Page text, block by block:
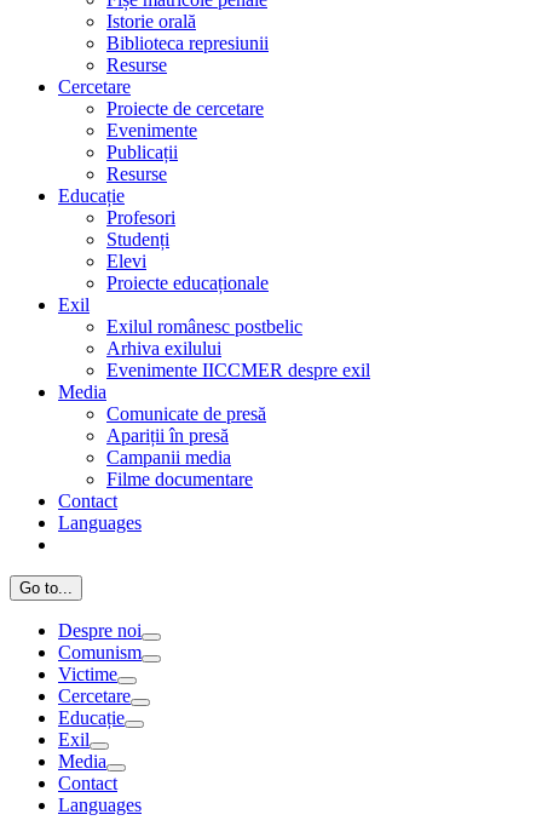
Istorie orală
Biblioteca represiunii
Resurse
Cercetare
Proiecte de cercetare
Evenimente
Publicații
Resurse
Educație
Profesori
Studenți
Elevi
Proiecte educaționale
Exil
Exilul românesc postbelic
Arhiva exilului
Evenimente IICCMER despre exil
Media
Comunicate de presă
Apariții în presă
Campanii media
Filme documentare
Contact
Languages
Go to...
Despre noi
Comunism
Victime
Cercetare
Educație
Exil
Media
Contact
Languages